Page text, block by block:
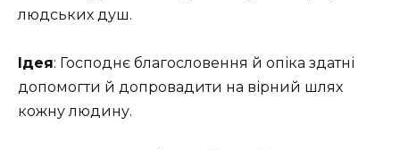
людських душ.
Ідея: Господнє благословення й опіка здатні
допомогти й допровадити на вірний шлях
кожну людину.